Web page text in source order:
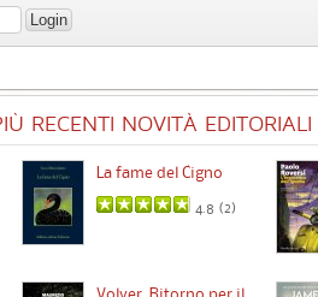
RECENTI NOVITÀ EDITORIALI
La fame del Cigno
4.8 (2)